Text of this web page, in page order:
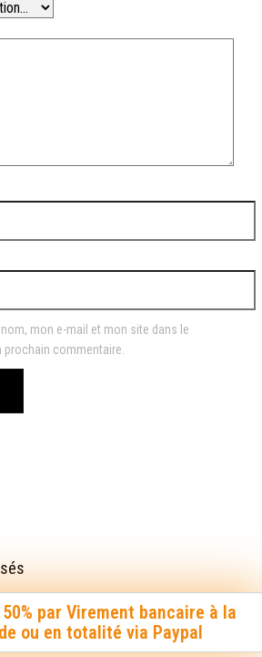
mon e-mail et mon site dans le
commentaire.
50% par Virement bancaire à la
ou en totalité via Paypal